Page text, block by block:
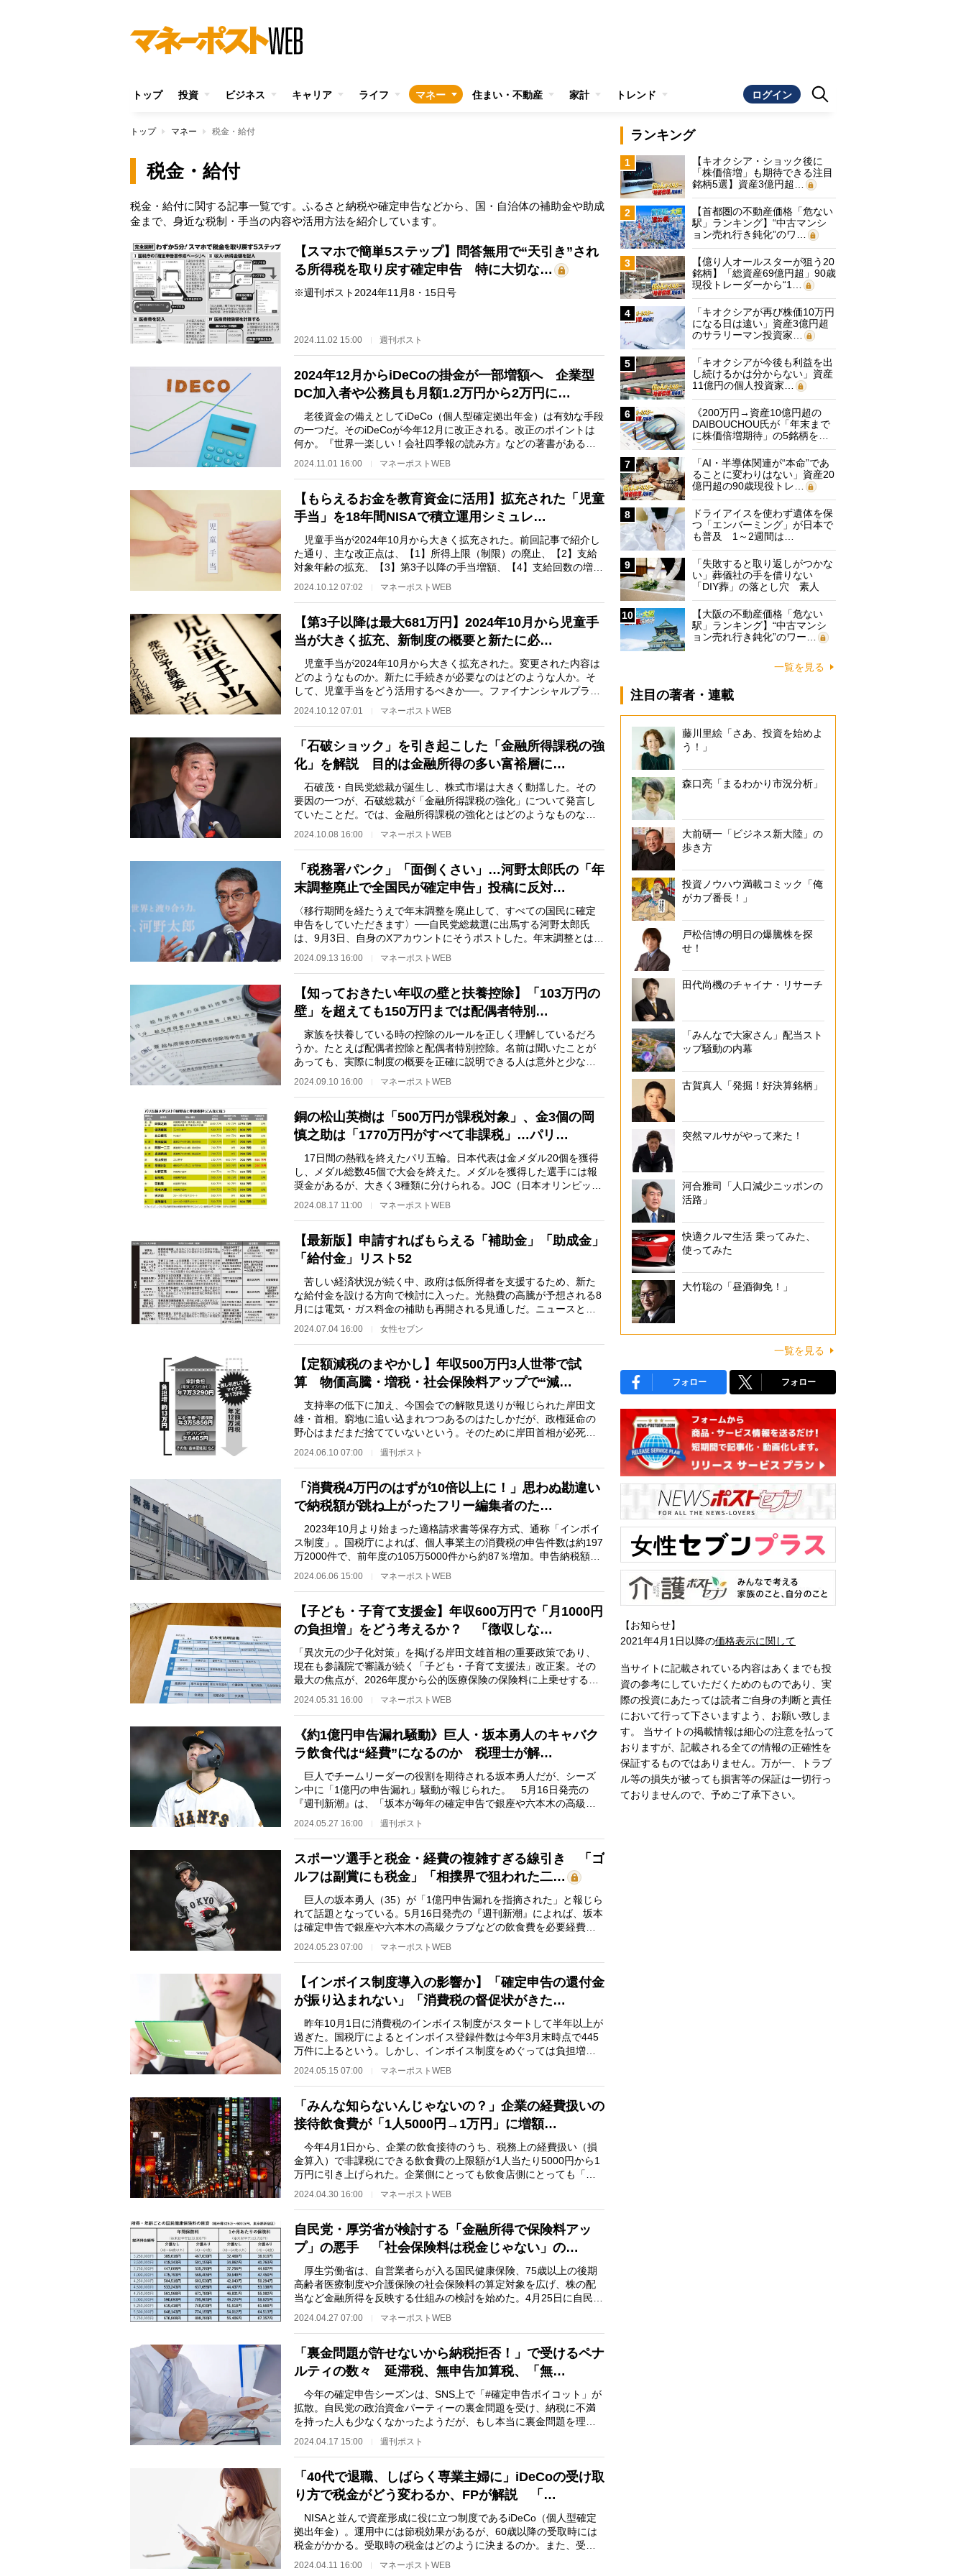
トップ 投資 ビジネス キャリア ライフ マネー 住まい・不動産 家計 トレンド ログイン
トップ マネー 税金・給付
税金・給付
税金・給付に関する記事一覧です。ふるさと納税や確定申告などから、国・自治体の補助金や助成
金まで、身近な税制・手当の内容や活用方法を紹介しています。
【スマホで簡単5ステップ】問答無用で“天引き”され
る所得税を取り戻す確定申告 特に大切な…
※週刊ポスト2024年11月8・15日号
2024.11.02 15:00 週刊ポスト
2024年12月からiDeCoの掛金が一部増額へ 企業型
DC加入者や公務員も月額1.2万円から2万円に…
老後資金の備えとしてiDeCo（個人型確定拠出年金）は有効な手段
の一つだ。そのiDeCoが今年12月に改正される。改正のポイントは
何か。『世界一楽しい！会社四季報の読み方』などの著書がある個
2024.11.01 16:00 マネーポストWEB
【もらえるお金を教育資金に活用】拡充された「児童
手当」を18年間NISAで積立運用シミュレ…
児童手当が2024年10月から大きく拡充された。前回記事で紹介し
た通り、主な改正点は、【1】所得上限（制限）の廃止、【2】支給
対象年齢の拡充、【3】第3子以降の手当増額、【4】支給回数の増加
2024.10.12 07:02 マネーポストWEB
【第3子以降は最大681万円】2024年10月から児童手
当が大きく拡充、新制度の概要と新たに必…
児童手当が2024年10月から大きく拡充された。変更された内容は
どのようなものか。新たに手続きが必要なのはどのような人か。そ
して、児童手当をどう活用するべきか──。ファイナンシャルプラン
2024.10.12 07:01 マネーポストWEB
「石破ショック」を引き起こした「金融所得課税の強
化」を解説 目的は金融所得の多い富裕層に…
石破茂・自民党総裁が誕生し、株式市場は大きく動揺した。その
要因の一つが、石破総裁が「金融所得課税の強化」について発言し
ていたことだ。では、金融所得課税の強化とはどのようなものなの
2024.10.08 16:00 マネーポストWEB
「税務署パンク」「面倒くさい」…河野太郎氏の「年
末調整廃止で全国民が確定申告」投稿に反対…
〈移行期間を経たうえで年末調整を廃止して、すべての国民に確定
申告をしていただきます〉──自民党総裁選に出馬する河野太郎氏
は、9月3日、自身のXアカウントにそうポストした。年末調整とは、
2024.09.13 16:00 マネーポストWEB
【知っておきたい年収の壁と扶養控除】「103万円の
壁」を超えても150万円までは配偶者特別…
家族を扶養している時の控除のルールを正しく理解しているだろ
うか。たとえば配偶者控除と配偶者特別控除。名前は聞いたことが
あっても、実際に制度の概要を正確に説明できる人は意外と少ない
2024.09.10 16:00 マネーポストWEB
銅の松山英樹は「500万円が課税対象」、金3個の岡
慎之助は「1770万円がすべて非課税」…パリ…
17日間の熱戦を終えたパリ五輪。日本代表は金メダル20個を獲得
し、メダル総数45個で大会を終えた。メダルを獲得した選手には報
奨金があるが、大きく3種類に分けられる。JOC（日本オリンピック
2024.08.17 11:00 マネーポストWEB
【最新版】申請すればもらえる「補助金」「助成金」
「給付金」リスト52
苦しい経済状況が続く中、政府は低所得者を支援するため、新た
な給付金を設ける方向で検討に入った。光熱費の高騰が予想される8
月には電気・ガス料金の補助も再開される見通しだ。ニュースとし
て報じられたものの…
2024.07.04 16:00 女性セブン
【定額減税のまやかし】年収500万円3人世帯で試
算 物価高騰・増税・社会保険料アップで“減…
支持率の低下に加え、今国会での解散見送りが報じられた岸田文
雄・首相。窮地に追い込まれつつあるのはたしかだが、政権延命の
野心はまだまだ捨てていないという。そのために岸田首相が必死で
アピールするのが「…
2024.06.10 07:00 週刊ポスト
「消費税4万円のはずが10倍以上に！」思わぬ勘違い
で納税額が跳ね上がったフリー編集者のた…
2023年10月より始まった適格請求書等保存方式、通称「インボイ
ス制度」。国税庁によれば、個人事業主の消費税の申告件数は約197
万2000件で、前年度の105万5000件から約87％増加。申告納税額は
2024.06.06 15:00 マネーポストWEB
【子ども・子育て支援金】年収600万円で「月1000円
の負担増」をどう考えるか？ 「徴収しな…
「異次元の少子化対策」を掲げる岸田文雄首相の重要政策であり、
現在も参議院で審議が続く「子ども・子育て支援法」改正案。その
最大の焦点が、2026年度から公的医療保険の保険料に上乗せする形
2024.05.31 16:00 マネーポストWEB
《約1億円申告漏れ騒動》巨人・坂本勇人のキャバク
ラ飲食代は“経費”になるのか 税理士が解…
巨人でチームリーダーの役割を期待される坂本勇人だが、シーズ
ン中に「1億円の申告漏れ」騒動が報じられた。 5月16日発売の
『週刊新潮』は、「坂本が毎年の確定申告で銀座や六本木の高級ク
ラブ、キャバクラの飲…
2024.05.27 16:00 週刊ポスト
スポーツ選手と税金・経費の複雑すぎる線引き 「ゴ
ルフは副賞にも税金」「相撲界で狙われた二…
巨人の坂本勇人（35）が「1億円申告漏れを指摘された」と報じら
れて話題となっている。5月16日発売の『週刊新潮』によれば、坂本
は確定申告で銀座や六本木の高級クラブなどの飲食費を必要経費と
2024.05.23 07:00 マネーポストWEB
【インボイス制度導入の影響か】「確定申告の還付金
が振り込まれない」「消費税の督促状がきた…
昨年10月1日に消費税のインボイス制度がスタートして半年以上が
過ぎた。国税庁によるとインボイス登録件数は今年3月末時点で445
万件に上るという。しかし、インボイス制度をめぐっては負担増へ
2024.05.15 07:00 マネーポストWEB
「みんな知らないんじゃないの？」企業の経費扱いの
接待飲食費が「1人5000円→1万円」に増額…
今年4月1日から、企業の飲食接待のうち、税務上の経費扱い（損
金算入）で非課税にできる飲食費の上限額が1人当たり5000円から1
万円に引き上げられた。企業側にとっても飲食店側にとっても「支
2024.04.30 16:00 マネーポストWEB
自民党・厚労省が検討する「金融所得で保険料アッ
プ」の悪手 「社会保険料は税金じゃない」の…
厚生労働省は、自営業者らが入る国民健康保険、75歳以上の後期
高齢者医療制度や介護保険の社会保険料の算定対象を広げ、株の配
当など金融所得を反映する仕組みの検討を始めた。4月25日に自民党
2024.04.27 07:00 マネーポストWEB
「裏金問題が許せないから納税拒否！」で受けるペナ
ルティの数々 延滞税、無申告加算税、「無…
今年の確定申告シーズンは、SNS上で「#確定申告ボイコット」が
拡散。自民党の政治資金パーティーの裏金問題を受け、納税に不満
を持った人も少なくなかったようだが、もし本当に裏金問題を理由
に納税を拒否したら…
2024.04.17 15:00 週刊ポスト
「40代で退職、しばらく専業主婦に」iDeCoの受け取
り方で税金がどう変わるか、FPが解説 「…
NISAと並んで資産形成に役に立つ制度であるiDeCo（個人型確定
拠出年金）。運用中には節税効果があるが、60歳以降の受取時には
税金がかかる。受取時の税金はどのように決まるのか。また、受け
2024.04.11 16:00 マネーポストWEB
ランキング
1
【キオクシア・ショック後に
「株価倍増」も期待できる注目
銘柄5選】資産3億円超…
2
【首都圏の不動産価格「危ない
駅」ランキング】“中古マンシ
ョン売れ行き鈍化”のワ…
3
【億り人オールスターが狙う20
銘柄】「総資産69億円超」90歳
現役トレーダーから“1…
4
「キオクシアが再び株価10万円
になる日は遠い」資産3億円超
のサラリーマン投資家…
5
「キオクシアが今後も利益を出
し続けるかは分からない」資産
11億円の個人投資家…
6
《200万円→資産10億円超の
DAIBOUCHOU氏が「年末まで
に株価倍増期待」の5銘柄を…
7
「AI・半導体関連が“本命”であ
ることに変わりはない」資産20
億円超の90歳現役トレ…
8
ドライアイスを使わず遺体を保
つ「エンバーミング」が日本で
も普及 1～2週間は…
9
「失敗すると取り返しがつかな
い」葬儀社の手を借りない
「DIY葬」の落とし穴 素人
に…
10
【大阪の不動産価格「危ない
駅」ランキング】“中古マンシ
ョン売れ行き鈍化”のワー…
一覧を見る
注目の著者・連載
藤川里絵「さあ、投資を始めよ
う！」
森口亮「まるわかり市況分析」
大前研一「ビジネス新大陸」の
歩き方
投資ノウハウ満載コミック「俺
がカブ番長！」
戸松信博の明日の爆騰株を探
せ！
田代尚機のチャイナ・リサーチ
「みんなで大家さん」配当スト
ップ騒動の内幕
古賀真人「発掘！好決算銘柄」
突然マルサがやって来た！
河合雅司「人口減少ニッポンの
活路」
快適クルマ生活 乗ってみた、
使ってみた
大竹聡の「昼酒御免！」
一覧を見る
フォロー フォロー
【お知らせ】
2021年4月1日以降の価格表示に関して
当サイトに記載されている内容はあくまでも投
資の参考にしていただくためのものであり、実
際の投資にあたっては読者ご自身の判断と責任
において行って下さいますよう、お願い致しま
す。 当サイトの掲載情報は細心の注意を払って
おりますが、記載される全ての情報の正確性を
保証するものではありません。万が一、トラブ
ル等の損失が被っても損害等の保証は一切行っ
ておりませんので、予めご了承下さい。